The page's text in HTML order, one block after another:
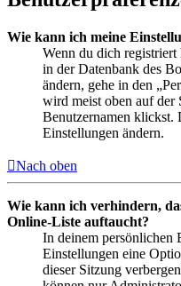
Wie kann ich meine
Wenn du dich registriert
in der Datenbank des
ändern, gehe in den
wird meist oben auf der
Benutzernamen klickst.
Einstellungen ändern.
Nach oben
Wie kann ich verhindern,
Online-Liste auftaucht?
In deinem persönlichen
Einstellungen eine
dieser Sitzung